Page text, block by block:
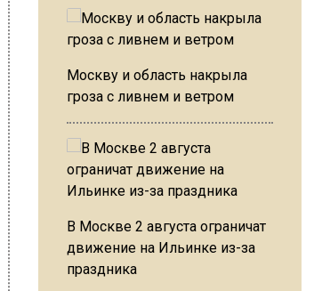
Москву и область накрыла
гроза с ливнем и ветром
В Москве 2 августа ограничат
движение на Ильинке из-за
праздника